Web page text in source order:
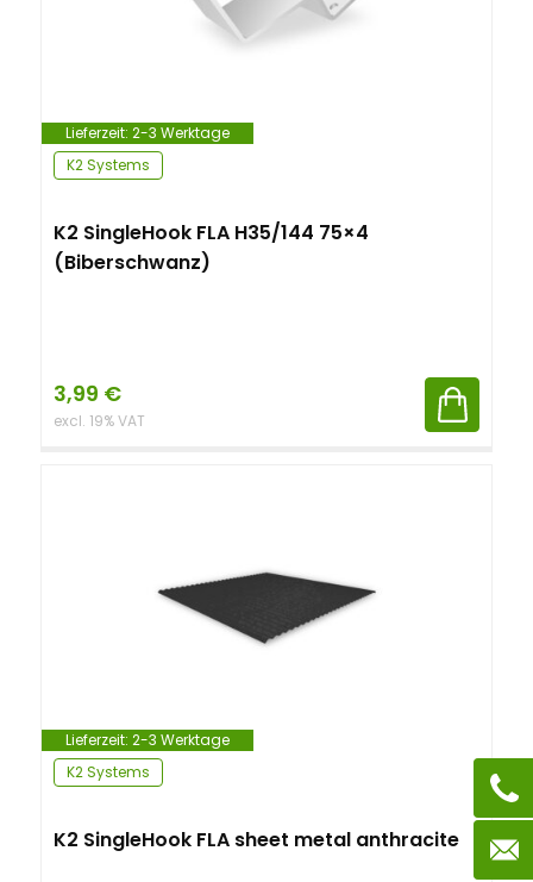
Lieferzeit: 2-3 Werktage
K2 Systems
K2 SingleHook FLA H35/144 75×4
(Biberschwanz)
3,99 €
excl. 19% VAT
Lieferzeit: 2-3 Werktage
K2 Systems
K2 SingleHook FLA sheet metal anthracite